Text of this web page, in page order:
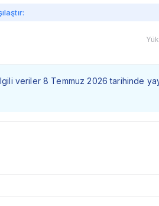
veriler 8 Temmuz 2026 tarihinde